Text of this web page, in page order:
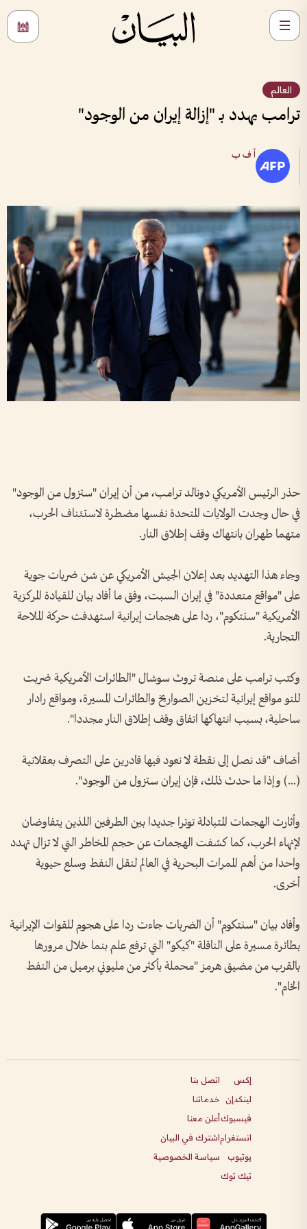
العالم
ترامب يهدد بـ "إزالة إيران من الوجود"
أ ف ب
حذر الرئيس الأمريكي دونالد ترامب، من أن إيران "ستزول من الوجود"
في حال وجدت الولايات المتحدة نفسها مضطرة لاستئناف الحرب،
متهما طهران بانتهاك وقف إطلاق النار.
وجاء هذا التهديد بعد إعلان الجيش الأمريكي عن شن ضربات جوية
على "مواقع متعددة" في إيران السبت، وفق ما أفاد بيان للقيادة المركزية
الأمريكية "سنتكوم"، ردا على هجمات إيرانية استهدفت حركة الملاحة
التجارية.
وكتب ترامب على منصة تروث سوشال "الطائرات الأمريكية ضربت
للتو مواقع إيرانية لتخزين الصواريخ والطائرات المسيرة، ومواقع رادار
ساحلية، بسبب انتهاكها اتفاق وقف إطلاق النار مجددا".
أضاف "قد نصل إلى نقطة لا نعود فيها قادرين على التصرف بعقلانية
(...) وإذا ما حدث ذلك، فإن إيران ستزول من الوجود".
وأثارت الهجمات المتبادلة توترا جديدا بين الطرفين اللذين يتفاوضان
لإنهاء الحرب، كما كشفت الهجمات عن حجم المخاطر التي لا تزال تهدد
واحدا من أهم الممرات البحرية في العالم لنقل النفط وسلع حيوية
أخرى.
وأفاد بيان "سنتكوم" أن الضربات جاءت ردا على هجوم للقوات الإيرانية
بطائرة مسيرة على الناقلة "كيكو" التي ترفع علم بنما خلال مرورها
بالقرب من مضيق هرمز "محملة بأكثر من مليوني برميل من النفط
الخام".
إكس
لينكدإن
فيسبوك
انستغرام
يوتيوب
تيك توك
اتصل بنا
خدماتنا
أعلن معنا
اشترك في البيان
سياسة الخصوصية